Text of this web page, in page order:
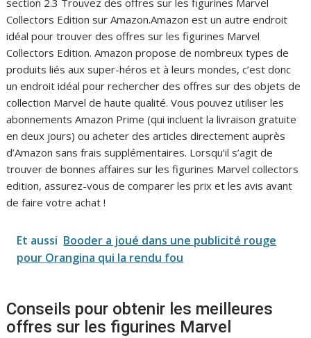
Collectors Edition sur Amazon.Amazon est un autre endroit
idéal pour trouver des offres sur les figurines Marvel
Collectors Edition. Amazon propose de nombreux types de
produits liés aux super-héros et à leurs mondes, c’est donc
un endroit idéal pour rechercher des offres sur des objets de
collection Marvel de haute qualité. Vous pouvez utiliser les
abonnements Amazon Prime (qui incluent la livraison gratuite
en deux jours) ou acheter des articles directement auprès
d’Amazon sans frais supplémentaires. Lorsqu’il s’agit de
trouver de bonnes affaires sur les figurines Marvel collectors
edition, assurez-vous de comparer les prix et les avis avant
de faire votre achat !
Et aussi Booder a joué dans une publicité rouge
pour Orangina qui la rendu fou
Conseils pour obtenir les meilleures
offres sur les figurines Marvel